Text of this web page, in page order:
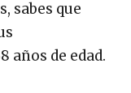
sabes que
años de edad.